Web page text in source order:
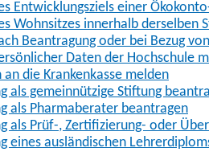
Entwicklungsziels einer
Wohnsitzes innerhalb derselben
Beantragung oder bei Bezug
Daten der Hochschule
an die Krankenkasse melden
als gemeinnützige Stiftung
als Pharmaberater beantragen
als Prüf-, Zertifizierung- oder
eines ausländischen